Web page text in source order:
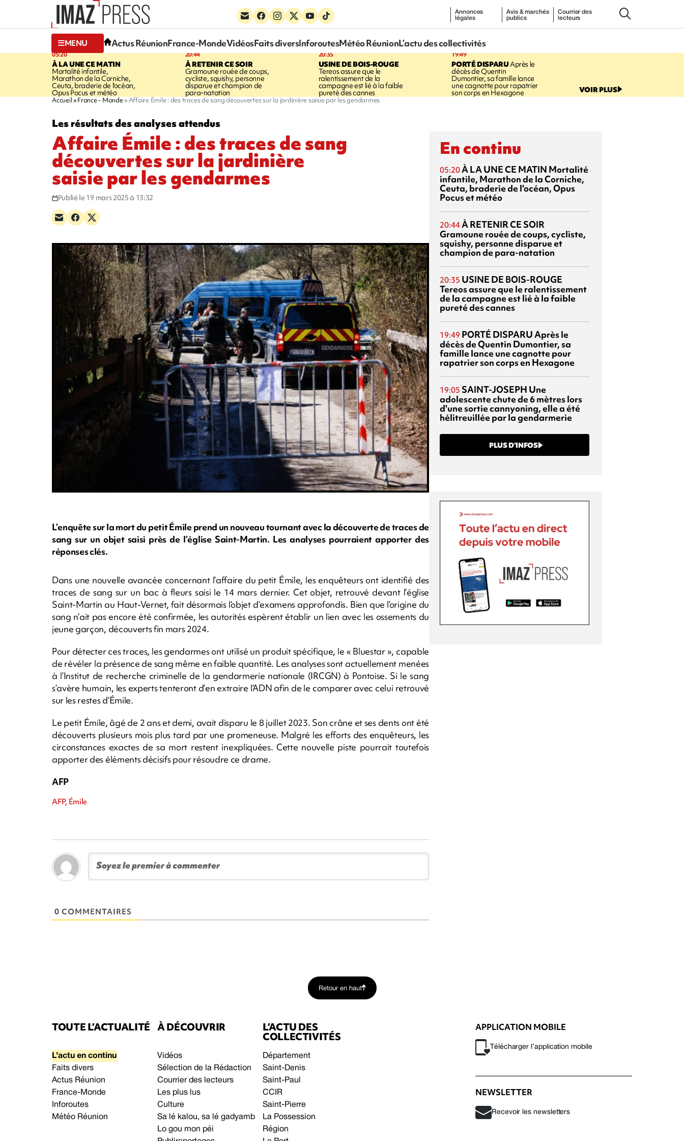
Annonces
légales
Avis & marchés
publics
Courrier des
lecteurs
MENU Actus RéunionFrance-MondeVidéosFaits diversInforoutesMétéo RéunionL’actu des collectivités
05:20
À LA UNE CE MATIN
Mortalité infantile,
Marathon de la Corniche,
Ceuta, braderie de l'océan,
Opus Pocus et météo
20:44
À RETENIR CE SOIR
Gramoune rouée de coups,
cycliste, squishy, personne
disparue et champion de
para-natation
20:35
USINE DE BOIS-ROUGE
Tereos assure que le
ralentissement de la
campagne est lié à la faible
pureté des cannes
19:49
PORTÉ DISPARUAprès le
décès de Quentin
Dumontier, sa famille lance
une cagnotte pour rapatrier
son corps en Hexagone VOIR PLUS
Accueil France - Monde Affaire Émile : des traces de sang découvertes sur la jardinière saisie par les gendarmes
Les résultats des analyses attendus
Affaire Émile : des traces de sang
découvertes sur la jardinière
saisie par les gendarmes
Publié le 19 mars 2025 à 13:32
L’enquête sur la mort du petit Émile prend un nouveau tournant avec la découverte de traces de
sang sur un objet saisi près de l’église Saint-Martin. Les analyses pourraient apporter des
réponses clés.
Dans une nouvelle avancée concernant l’affaire du petit Émile, les enquêteurs ont identifié des
traces de sang sur un bac à fleurs saisi le 14 mars dernier. Cet objet, retrouvé devant l’église
Saint-Martin au Haut-Vernet, fait désormais l’objet d’examens approfondis. Bien que l’origine du
sang n’ait pas encore été confirmée, les autorités espèrent établir un lien avec les ossements du
jeune garçon, découverts fin mars 2024.
Pour détecter ces traces, les gendarmes ont utilisé un produit spécifique, le « Bluestar », capable
de révéler la présence de sang même en faible quantité. Les analyses sont actuellement menées
à l’Institut de recherche criminelle de la gendarmerie nationale (IRCGN) à Pontoise. Si le sang
s’avère humain, les experts tenteront d’en extraire l’ADN afin de le comparer avec celui retrouvé
sur les restes d’Émile.
Le petit Émile, âgé de 2 ans et demi, avait disparu le 8 juillet 2023. Son crâne et ses dents ont été
découverts plusieurs mois plus tard par une promeneuse. Malgré les efforts des enquêteurs, les
circonstances exactes de sa mort restent inexpliquées. Cette nouvelle piste pourrait toutefois
apporter des éléments décisifs pour résoudre ce drame.
AFP
AFP, Émile
0 COMMENTAIRES
En continu
05:20À LA UNE CE MATIN Mortalité
infantile, Marathon de la Corniche,
Ceuta, braderie de l'océan, Opus
Pocus et météo
20:44À RETENIR CE SOIR
Gramoune rouée de coups, cycliste,
squishy, personne disparue et
champion de para-natation
20:35 USINE DE BOIS-ROUGE
Tereos assure que le ralentissement
de la campagne est lié à la faible
pureté des cannes
19:49 PORTÉ DISPARUAprès le
décès de Quentin Dumontier, sa
famille lance une cagnotte pour
rapatrier son corps en Hexagone
19:05 SAINT-JOSEPH Une
adolescente chute de 6 mètres lors
d'une sortie cannyoning, elle a été
hélitreuillée par la gendarmerie
PLUS D’INFOS
Retour en haut
TOUTE L’ACTUALITÉ
L’actu en continu
Faits divers
Actus Réunion
France-Monde
Inforoutes
Météo Réunion
À DÉCOUVRIR
Vidéos
Sélection de la Rédaction
Courrier des lecteurs
Les plus lus
Culture
Sa lé kalou, sa lé gadyamb
Lo gou mon péi
L’ACTU DES
COLLECTIVITÉS
Département
Saint-Denis
Saint-Paul
CCIR
Saint-Pierre
La Possession
Région
APPLICATION MOBILE
Télécharger l’application mobile
NEWSLETTER
Recevoir les newsletters